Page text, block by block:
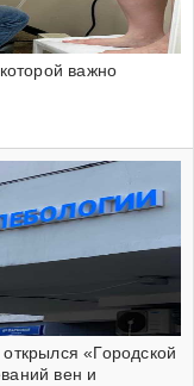
важно
«Городской
вен и